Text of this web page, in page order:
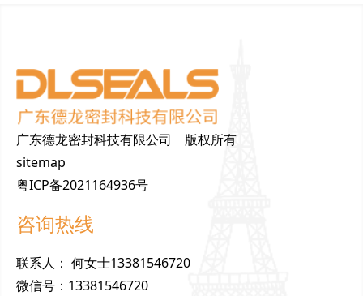
广东德龙密封科技有限公司 版权所有
sitemap
粤ICP备2021164936号
咨询热线
联系人 ： 何女士13381546720
微信号 ： 13381546720